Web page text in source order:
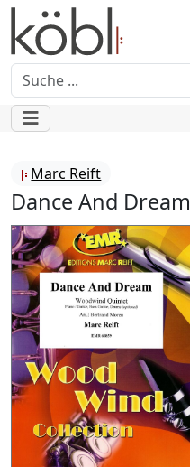
Marc Reift
Dance And Dream